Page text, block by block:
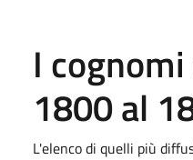
I
1800 al
L'elenco di quelli più